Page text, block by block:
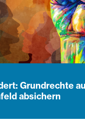
Grundrechte
absichern